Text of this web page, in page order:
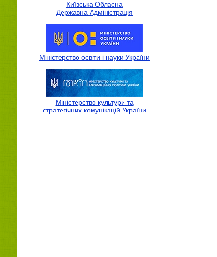
Київська Обласна
Державна Адмiнiстрацiя
Міністерство освіти і науки України
Міністерство культури та
стратегічних комунікацій України